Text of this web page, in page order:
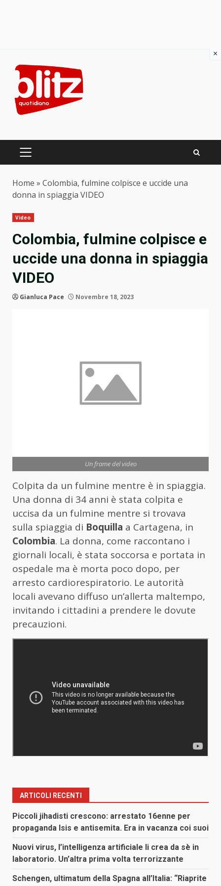
content
PRIMARY
Home » Colombia, fulmine colpisce e uccide una
donna in spiaggia VIDEO
Video
Colombia, fulmine colpisce e
uccide una donna in spiaggia
VIDEO
Gianluca Pace Novembre 18, 2023
Un frame del video
Colpita da un fulmine mentre è in spiaggia.
Una donna di 34 anni è stata colpita e
uccisa da un fulmine mentre si trovava
sulla spiaggia di Boquilla a Cartagena, in
Colombia. La donna, come raccontano i
giornali locali, è stata soccorsa e portata in
ospedale ma è morta poco dopo, per
arresto cardiorespiratorio. Le autorità
locali avevano diffuso un’allerta maltempo,
invitando i cittadini a prendere le dovute
precauzioni.
ARTICOLI RECENTI
Piccoli jihadisti crescono: arrestato 16enne per
propaganda Isis e antisemita. Era in vacanza coi suoi
Nuovi virus, l’intelligenza artificiale li crea da sè in
laboratorio. Un’altra prima volta terrorizzante
Schengen, ultimatum della Spagna all’Italia: “Riaprite
×